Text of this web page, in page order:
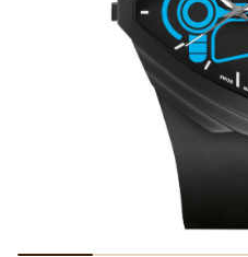
VŠE O NÁKUPU
WHATSAPP
VOLEJTE 9:00–18:00